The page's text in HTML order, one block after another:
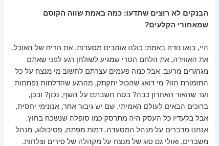
הבנקים לא רוצים שתדעו: כמה באמת שווה הקוסם
שמאחורי הקלעים?
היי, בואו נודה באמת: כולנו אוהבים מסעדות. את הריח של האוכל,
את האווירה, את הלחם הטרי שמגיע לשולחן רגע לפני שאתם
מגרגרים מרעב. אבל כמה פעמים עצרתם לחשוב מי מנצח על כל
התזמורת הזו? מי דואג שהכול יתקתק, מהרגע שהדלתות נפתחות
ועד שהאור האחרון כבה? בטח חשבתם על השף, נכון? ובכן,
ברוכים הבאים לעולם האמיתי, שם יש גיבור אחר, אנונימי יחסית,
אבל בלעדיו כל העסק היה מתרסק כמו סופלה שנשכח בחוץ.
אנחנו מדברים על מנהל המסעדה. דמות מפתח, פסיכולוג, מנהל
משברים, ואולי גם סוג של מנצח על מקהלה של סירים וצלחות.